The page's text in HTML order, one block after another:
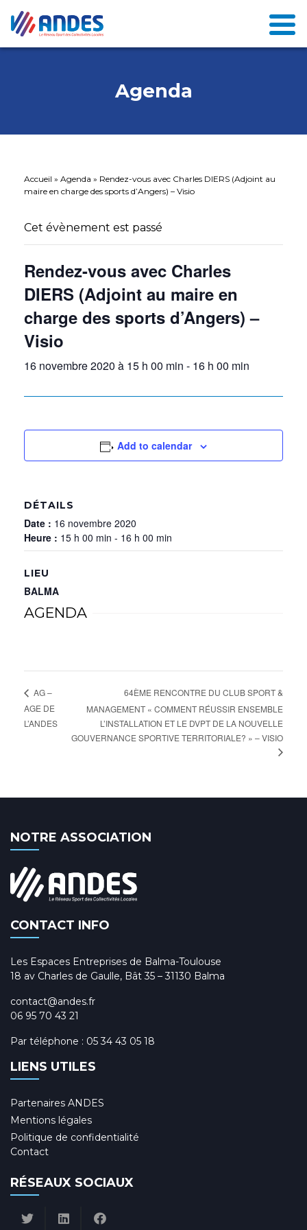
Agenda
Accueil » Agenda » Rendez-vous avec Charles DIERS (Adjoint au
maire en charge des sports d’Angers) – Visio
Cet évènement est passé
Rendez-vous avec Charles
DIERS (Adjoint au maire en
charge des sports d’Angers) –
Visio
16 novembre 2020 à 15 h 00 min - 16 h 00 min
Add to calendar
DÉTAILS
Date : 16 novembre 2020
Heure : 15 h 00 min - 16 h 00 min
LIEU
BALMA
AGENDA
AG –
AGE DE
L’ANDES
64ÈME RENCONTRE DU CLUB SPORT &
MANAGEMENT « COMMENT RÉUSSIR ENSEMBLE
L’INSTALLATION ET LE DVPT DE LA NOUVELLE
GOUVERNANCE SPORTIVE TERRITORIALE? » – VISIO
NOTRE ASSOCIATION
CONTACT INFO
Les Espaces Entreprises de Balma-Toulouse
18 av Charles de Gaulle, Bât 35 – 31130 Balma
contact@andes.fr
06 95 70 43 21
Par téléphone : 05 34 43 05 18
LIENS UTILES
Partenaires ANDES
Mentions légales
Politique de confidentialité
Contact
RÉSEAUX SOCIAUX